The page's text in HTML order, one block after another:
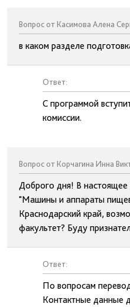
Вопрос от Касимова Алена
в каком разделе
Ответ:
С программой
комиссии.
Вопрос от Корчагина Инна
Доброго дня! В настоящее
"Машины и аппараты
Краснодарский край,
факультет? Буду
Ответ:
По вопросам
Контактные данные